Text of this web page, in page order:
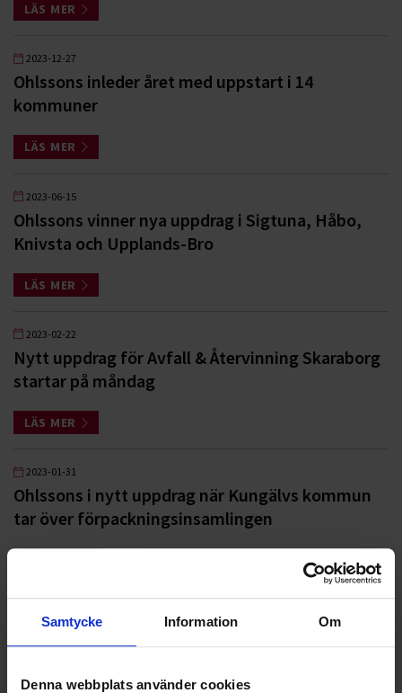
Samtycke Information Om
Denna webbplats använder cookies
LÄS MER
2023-12-27
Ohlssons inleder året med uppstart i 14
kommuner
LÄS MER
2023-06-15
Ohlssons vinner nya uppdrag i Sigtuna, Håbo,
Knivsta och Upplands-Bro
LÄS MER
2023-02-22
Nytt uppdrag för Avfall & Återvinning Skaraborg
startar på måndag
LÄS MER
2023-01-31
Ohlssons i nytt uppdrag när Kungälvs kommun
tar över förpackningsinsamlingen
Nytt slamuppdrag i Nacka utökar närvaron i